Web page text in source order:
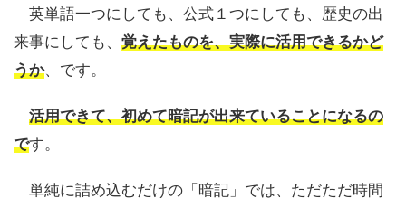
英単語一つにしても、公式１つにしても、歴史の出
来事にしても、 覚えたものを、実際に活用できるかど
うか、です。
活用できて、初めて暗記が出来ていることになるの
です。
単純に詰め込むだけの「暗記」では、ただただ時間